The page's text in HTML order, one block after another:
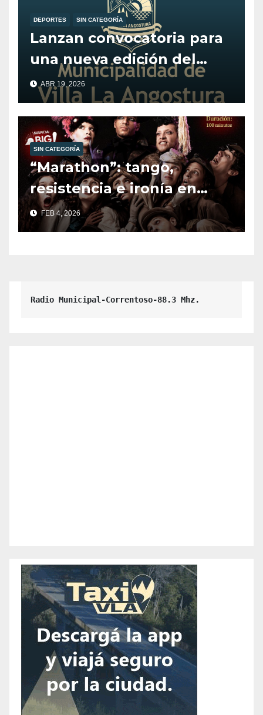
DEPORTES SIN CATEGORÍA
Lanzan convocatoria para
una nueva edición del
programa Alentando el
Deporte.
ABR 19, 2026
SIN CATEGORÍA
“Marathon”: tango,
resistencia e ironía en
escena.
FEB 4, 2026
Radio Municipal-Correntoso-88.3 Mhz.